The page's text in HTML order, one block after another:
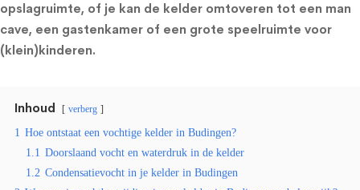
opslagruimte, of je kan de kelder omtoveren tot een man
cave, een gastenkamer of een grote speelruimte voor
(klein)kinderen.
Inhoud verberg
1 Hoe ontstaat een vochtige kelder in Budingen?
1.1 Doorslaand vocht en waterdruk in de kelder
1.2 Condensatievocht in je kelder in Budingen